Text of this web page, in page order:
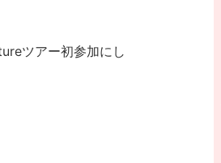
ツアー初参加にし